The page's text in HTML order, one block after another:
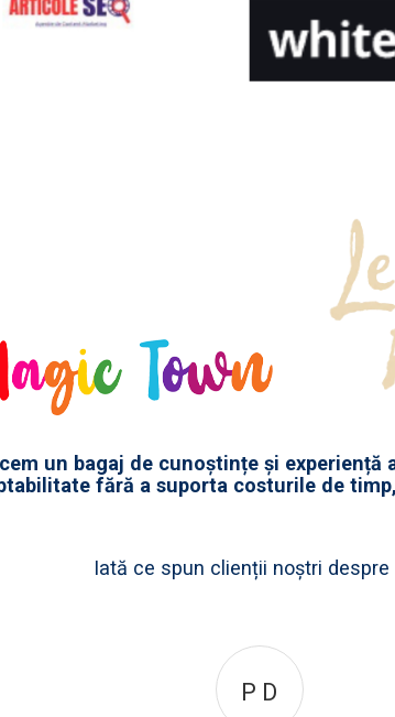
un bagaj de cunoștințe și
fără a suporta costurile de
Iată ce spun clienții noștri despre
P D